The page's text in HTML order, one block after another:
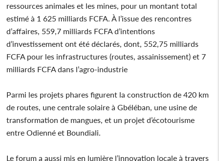
ressources animales et les mines, pour un montant total
estimé à 1 625 milliards FCFA. À l’issue des rencontres
d’affaires, 559,7 milliards FCFA d’intentions
d’investissement ont été déclarés, dont, 552,75 milliards
FCFA pour les infrastructures (routes, assainissement) et 7
milliards FCFA dans l’agro-industrie
Parmi les projets phares figurent la construction de 420 km
de routes, une centrale solaire à Gbéléban, une usine de
transformation de mangues, et un projet d’écotourisme
entre Odienné et Boundiali.
Le forum a aussi mis en lumière l’innovation locale à travers